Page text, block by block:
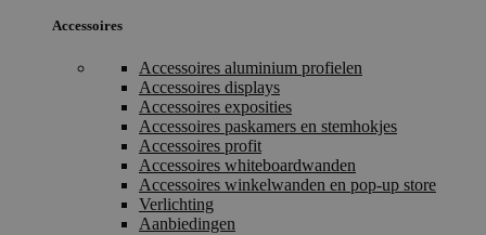
Accessoires
Accessoires aluminium profielen
Accessoires displays
Accessoires exposities
Accessoires paskamers en stemhokjes
Accessoires profit
Accessoires whiteboardwanden
Accessoires winkelwanden en pop-up store
Verlichting
Aanbiedingen